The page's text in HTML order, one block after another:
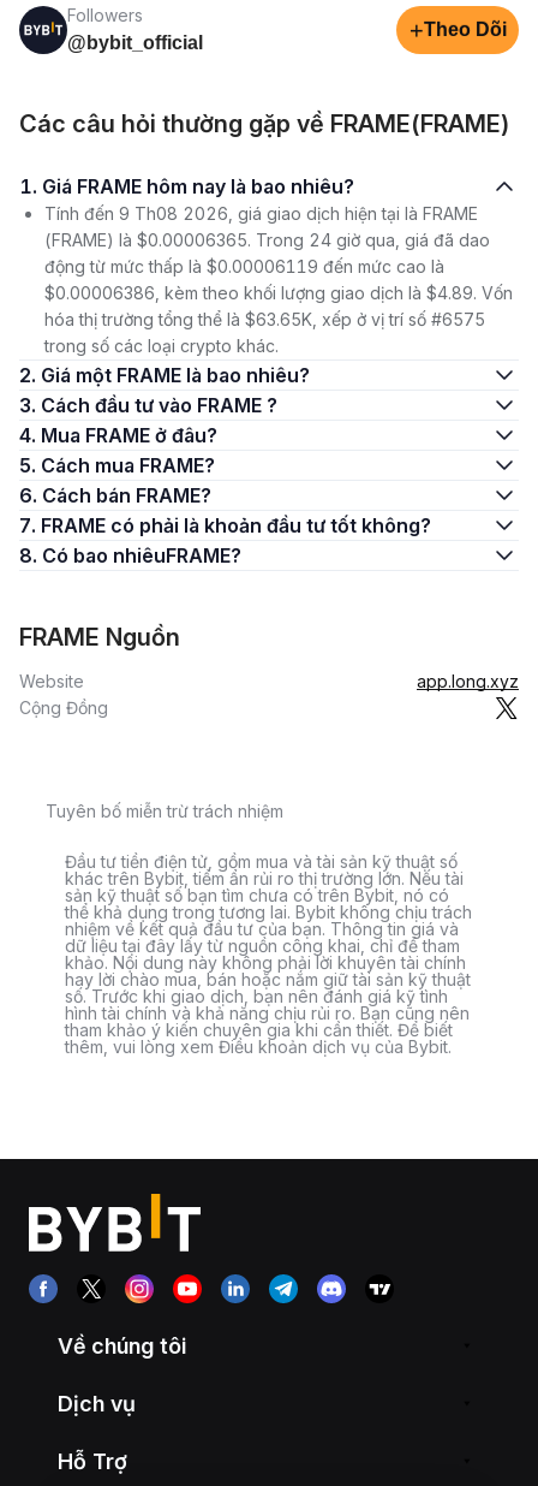
Followers
@bybit_official
+Theo Dõi
Các câu hỏi thường gặp về FRAME(FRAME)
1. Giá FRAME hôm nay là bao nhiêu?
Tính đến 9 Th08 2026, giá giao dịch hiện tại là FRAME
(FRAME) là $0.00006365. Trong 24 giờ qua, giá đã dao
động từ mức thấp là $0.00006119 đến mức cao là
$0.00006386, kèm theo khối lượng giao dịch là $4.89. Vốn
hóa thị trường tổng thể là $63.65K, xếp ở vị trí số #6575
trong số các loại crypto khác.
2. Giá một FRAME là bao nhiêu?
3. Cách đầu tư vào FRAME ?
4. Mua FRAME ở đâu?
5. Cách mua FRAME?
6. Cách bán FRAME?
7. FRAME có phải là khoản đầu tư tốt không?
8. Có bao nhiêuFRAME?
FRAME Nguồn
Website
app.long.xyz
Cộng Đồng
Tuyên bố miễn trừ trách nhiệm
Đầu tư tiền điện tử, gồm mua và tài sản kỹ thuật số
khác trên Bybit, tiềm ẩn rủi ro thị trường lớn. Nếu tài
sản kỹ thuật số bạn tìm chưa có trên Bybit, nó có
thể khả dụng trong tương lai. Bybit không chịu trách
nhiệm về kết quả đầu tư của bạn. Thông tin giá và
dữ liệu tại đây lấy từ nguồn công khai, chỉ để tham
khảo. Nội dung này không phải lời khuyên tài chính
hay lời chào mua, bán hoặc nắm giữ tài sản kỹ thuật
số. Trước khi giao dịch, bạn nên đánh giá kỹ tình
hình tài chính và khả năng chịu rủi ro. Bạn cũng nên
tham khảo ý kiến chuyên gia khi cần thiết. Để biết
thêm, vui lòng xem Điều khoản dịch vụ của Bybit.
Về chúng tôi
Dịch vụ
Hỗ Trợ